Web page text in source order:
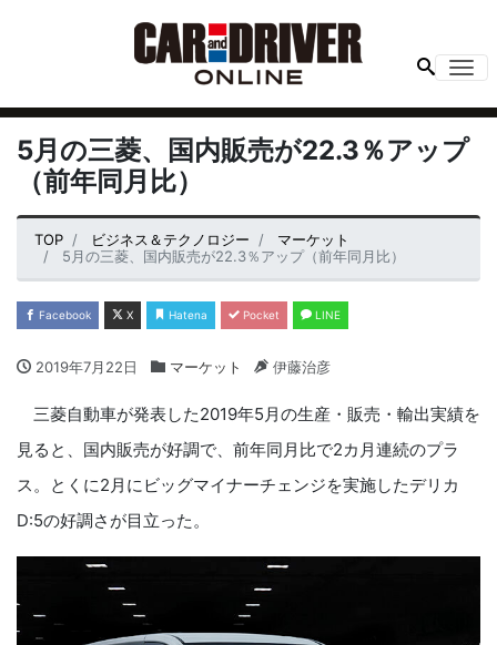
5月の三菱、国内販売が22.3％アップ
（前年同月比）
TOP ビジネス＆テクノロジー
マーケット
5月の三菱、国内販売が22.3％アップ（前年同月比）
Facebook X Hatena Pocket LINE
2019年7月22日 マーケット 伊藤治彦
三菱自動車が発表した2019年5月の生産・販売・輸出実績を
見ると、国内販売が好調で、前年同月比で2カ月連続のプラ
ス。とくに2月にビッグマイナーチェンジを実施したデリカ
D:5の好調さが目立った。